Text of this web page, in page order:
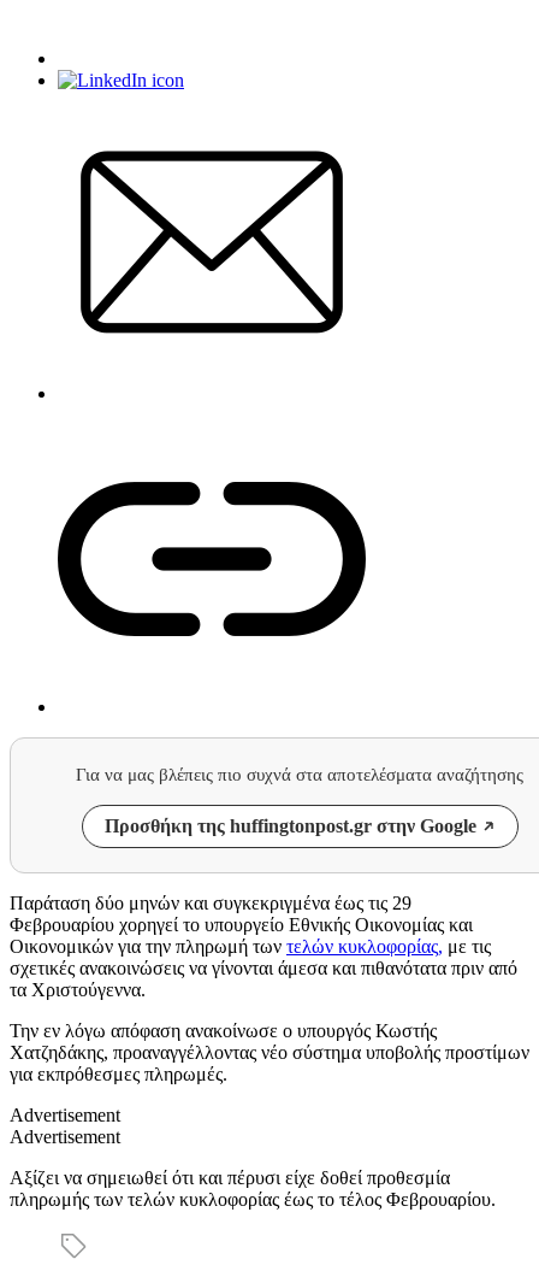
Για να μας βλέπεις πιο συχνά στα αποτελέσματα αναζήτησης
Προσθήκη της huffingtonpost.gr στην Google
Παράταση δύο μηνών και συγκεκριγμένα έως τις 29
Φεβρουαρίου χορηγεί το υπουργείο Εθνικής Οικονομίας και
Οικονομικών για την πληρωμή των τελών κυκλοφορίας, με τις
σχετικές ανακοινώσεις να γίνονται άμεσα και πιθανότατα πριν από
τα Χριστούγεννα.
Την εν λόγω απόφαση ανακοίνωσε ο υπουργός Κωστής
Χατζηδάκης, προαναγγέλλοντας νέο σύστημα υποβολής προστίμων
για εκπρόθεσμες πληρωμές.
Advertisement
Advertisement
Αξίζει να σημειωθεί ότι και πέρυσι είχε δοθεί προθεσμία
πληρωμής των τελών κυκλοφορίας έως το τέλος Φεβρουαρίου.